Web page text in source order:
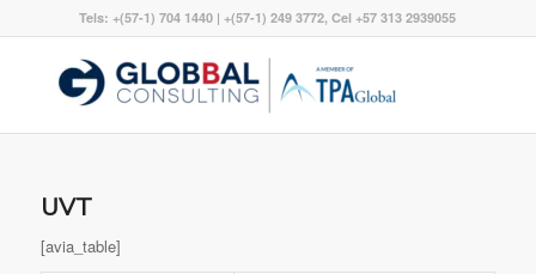
Tels: +(57-1) 704 1440 | +(57-1) 249 3772, Cel +57 313 2939055
UVT
[avia_table]